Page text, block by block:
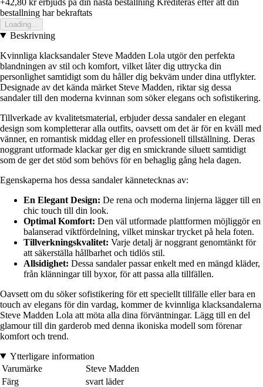
bestallning har bekraftats
Loading...
Beskrivning
Kvinnliga klacksandaler Steve Madden Lola utgör den perfekta
blandningen av stil och komfort, vilket låter dig uttrycka din
personlighet samtidigt som du håller dig bekväm under dina utflykter.
Designade av det kända märket Steve Madden, riktar sig dessa
sandaler till den moderna kvinnan som söker elegans och sofistikering.
Tillverkade av kvalitetsmaterial, erbjuder dessa sandaler en elegant
design som kompletterar alla outfits, oavsett om det är för en kväll med
vänner, en romantisk middag eller en professionell tillställning. Deras
noggrant utformade klackar ger dig en smickrande siluett samtidigt
som de ger det stöd som behövs för en behaglig gång hela dagen.
Egenskaperna hos dessa sandaler kännetecknas av:
En Elegant Design: De rena och moderna linjerna lägger till en
chic touch till din look.
Optimal Komfort: Den väl utformade plattformen möjliggör en
balanserad viktfördelning, vilket minskar trycket på hela foten.
Tillverkningskvalitet: Varje detalj är noggrant genomtänkt för
att säkerställa hållbarhet och tidlös stil.
Allsidighet: Dessa sandaler passar enkelt med en mängd kläder,
från klänningar till byxor, för att passa alla tillfällen.
Oavsett om du söker sofistikering för ett speciellt tillfälle eller bara en
touch av elegans för din vardag, kommer de kvinnliga klacksandalerna
Steve Madden Lola att möta alla dina förväntningar. Lägg till en del
glamour till din garderob med denna ikoniska modell som förenar
komfort och trend.
Ytterligare information
Varumärke
Steve Madden
Färg
svart läder